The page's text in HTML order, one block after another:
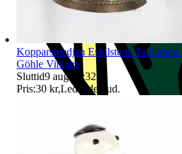
Kopparsmedjan Eskilstuna
Göhle Vintage
Sluttid9 aug 17:32.
Pris:30 kr,Ledande bud.